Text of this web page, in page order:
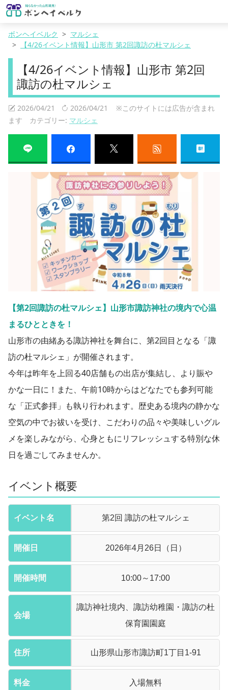
ボンヘイベルク
マルシェ
【4/26イベント情報】山形市 第2回諏訪の杜マルシェ
【4/26イベント情報】山形市 第2回
諏訪の杜マルシェ
2026/04/21 2026/04/21
※このサイトには広告が含まれ
ます カテゴリー: マルシェ
【第2回諏訪の杜マルシェ】山形市諏訪神社の境内で心温
まるひとときを！
山形市の由緒ある諏訪神社を舞台に、第2回目となる「諏
訪の杜マルシェ」が開催されます。
今年は昨年を上回る40店舗もの出店が集結し、より賑や
かな一日に！また、午前10時からはどなたでも参列可能
な「正式参拝」も執り行われます。歴史ある境内の静かな
空気の中でお祓いを受け、こだわりの品々や美味しいグル
メを楽しみながら、心身ともにリフレッシュする特別な休
日を過ごしてみませんか。
イベント概要
イベント名 第2回 諏訪の杜マルシェ
開催日 2026年4月26日（日）
開催時間 10:00～17:00
会場
諏訪神社境内、諏訪幼稚園・諏訪の杜
保育園園庭
住所 山形県山形市諏訪町1丁目1-91
料金 入場無料